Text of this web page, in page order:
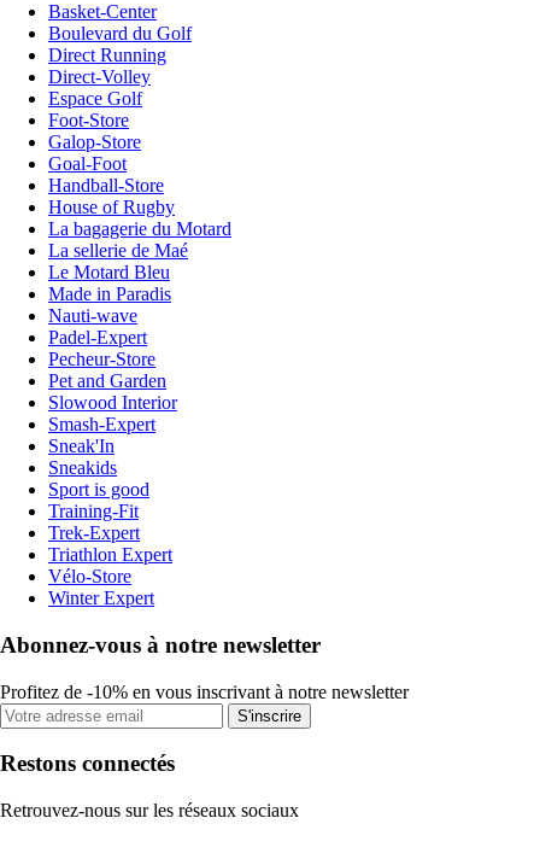
Basket-Center
Boulevard du Golf
Direct Running
Direct-Volley
Espace Golf
Foot-Store
Galop-Store
Goal-Foot
Handball-Store
House of Rugby
La bagagerie du Motard
La sellerie de Maé
Le Motard Bleu
Made in Paradis
Nauti-wave
Padel-Expert
Pecheur-Store
Pet and Garden
Slowood Interior
Smash-Expert
Sneak'In
Sneakids
Sport is good
Training-Fit
Trek-Expert
Triathlon Expert
Vélo-Store
Winter Expert
Abonnez-vous à notre newsletter
Profitez de -10% en vous inscrivant à notre newsletter
S'inscrire
Restons connectés
Retrouvez-nous sur les réseaux sociaux